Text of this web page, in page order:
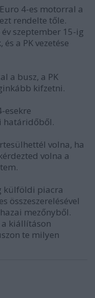
4-es motorral a
rendelte tőle.
szeptember 15-ig
a PK vezetése
a busz, a PK
kifzetni.
esekre
határidőből.
volna, ha
volna a
külföldi piacra
összeszerelésével
mezőnyből.
a kiállításon
te milyen